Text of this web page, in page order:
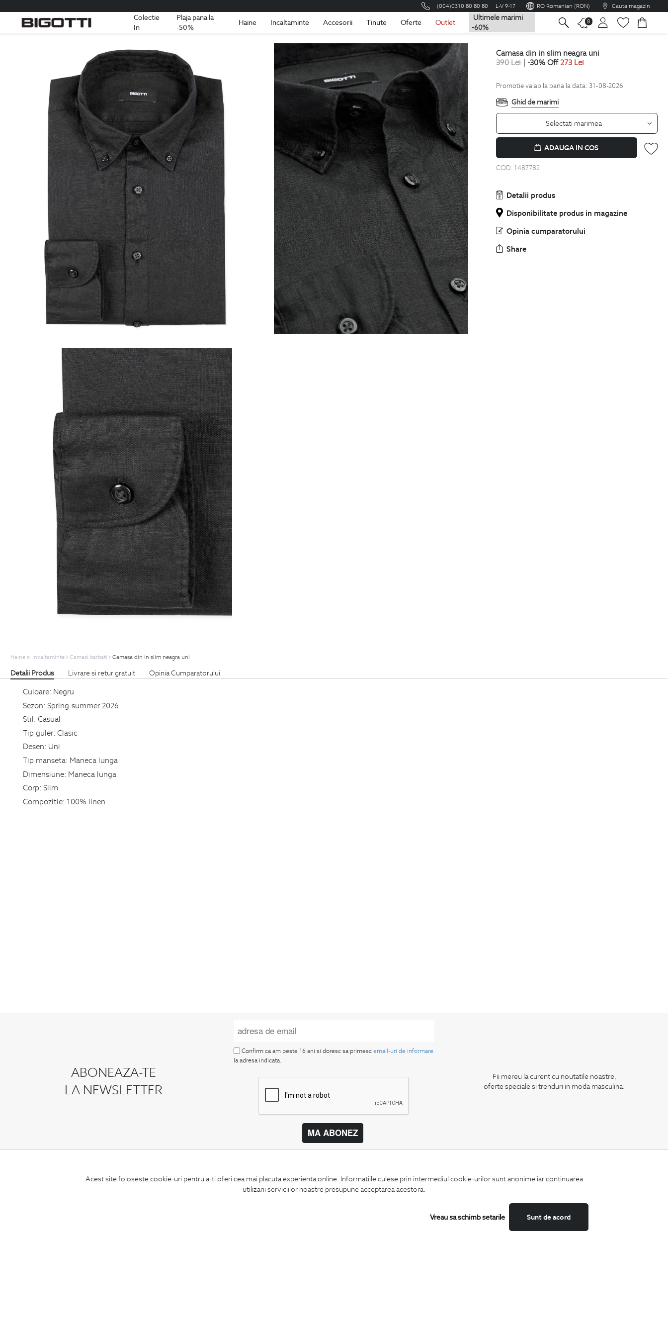
Acest site foloseste cookie-uri pentru a-ti oferi cea mai placuta experienta online. Informatiile culese prin intermediul cookie-urilor sunt anonime iar continuarea
utilizarii serviciilor noastre presupune acceptarea acestora.
Sunt de acord
Vreau sa schimb setarile
(004)0310 80 80 80 L-V 9-17 RO Romanian (RON) Cauta magazin
Colectie
In
Plaja pana la
-50%
Haine Incaltaminte Accesorii Tinute Oferte Outlet
Ultimele marimi
-60%
8
Romania Romana
camasa din in slim neagra uni
390Lei| -30% Off 273 Lei
Promotie valabila pana la data: 31-08-2026
Ghid de marimi
Selectati marimea
ADAUGA IN COS
COD: 1487782
Detalii produs
Disponibilitate produs in magazine
Opinia cumparatorului
Share
Haine si Incaltaminte Camasi barbati Camasa din in slim neagra uni
Detalii Produs Livrare si retur gratuit Opinia Cumparatorului
Culoare: Negru
Sezon: Spring-summer 2026
Stil: Casual
Tip guler: Clasic
Desen: Uni
Tip manseta: Maneca lunga
Dimensiune: Maneca lunga
Corp: Slim
Compozitie: 100% linen
ABONEAZA-TE
LA NEWSLETTER
Confirm ca am peste 16 ani si doresc sa primescemail-uri de informare
la adresa indicata.
MA ABONEZ
Fii mereu la curent cu noutatile noastre,
oferte speciale si trenduri in moda masculina.
Termeni si conditii
Contact
Magazine
Facebook
LinkedIn
Camasi
Incaltaminte
Pantaloni